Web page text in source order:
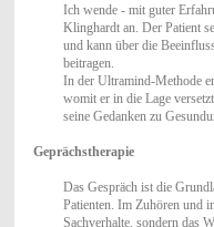
Ich wende - mit guter
Klinghardt an. Der Patient
und kann über die
beitragen.
In der Ultramind-Methode
womit er in die Lage
seine Gedanken zu
Geprächstherapie
Das Gespräch ist die
Patienten. Im Zuhören und
Sachverhalte, sondern das